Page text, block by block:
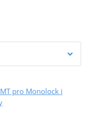
pro Monolock i